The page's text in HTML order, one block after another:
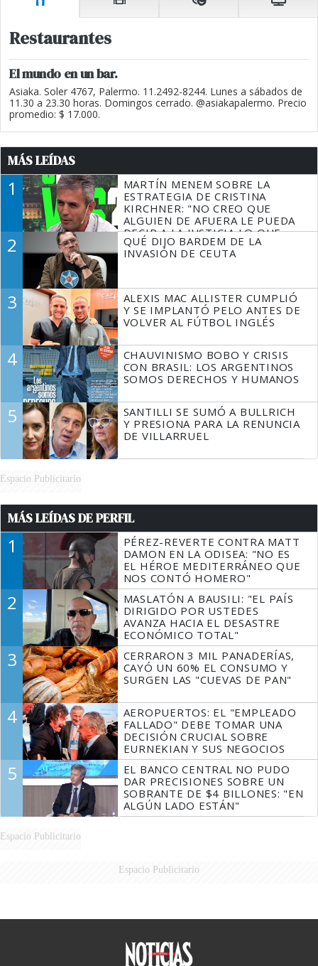
Restaurantes
El mundo en un bar.
Asiaka. Soler 4767, Palermo. 11.2492-8244. Lunes a sábados de
11.30 a 23.30 horas. Domingos cerrado. @asiakapalermo. Precio
promedio: $ 17.000.
MÁS LEÍDAS
1
MARTÍN MENEM SOBRE LA
ESTRATEGIA DE CRISTINA
KIRCHNER: "NO CREO QUE
ALGUIEN DE AFUERA LE PUEDA
DECIR A LA JUSTICIA LO QUE
TIENE QUE HACER"
2
QUÉ DIJO BARDEM DE LA
INVASIÓN DE CEUTA
3
ALEXIS MAC ALLISTER CUMPLIÓ
Y SE IMPLANTÓ PELO ANTES DE
VOLVER AL FÚTBOL INGLÉS
4
CHAUVINISMO BOBO Y CRISIS
CON BRASIL: LOS ARGENTINOS
SOMOS DERECHOS Y HUMANOS
5
SANTILLI SE SUMÓ A BULLRICH
Y PRESIONA PARA LA RENUNCIA
DE VILLARRUEL
Espacio Publicitario
MÁS LEÍDAS DE PERFIL
1
PÉREZ-REVERTE CONTRA MATT
DAMON EN LA ODISEA: "NO ES
EL HÉROE MEDITERRÁNEO QUE
NOS CONTÓ HOMERO"
2
MASLATÓN A BAUSILI: "EL PAÍS
DIRIGIDO POR USTEDES
AVANZA HACIA EL DESASTRE
ECONÓMICO TOTAL"
3
CERRARON 3 MIL PANADERÍAS,
CAYÓ UN 60% EL CONSUMO Y
SURGEN LAS "CUEVAS DE PAN"
4
AEROPUERTOS: EL "EMPLEADO
FALLADO" DEBE TOMAR UNA
DECISIÓN CRUCIAL SOBRE
EURNEKIAN Y SUS NEGOCIOS
5
EL BANCO CENTRAL NO PUDO
DAR PRECISIONES SOBRE UN
SOBRANTE DE $4 BILLONES: "EN
ALGÚN LADO ESTÁN"
Espacio Publicitario
Espacio Publicitario